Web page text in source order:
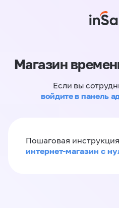
Магазин
Если вы
войдите в панель
Пошаговая
интернет-магазин с